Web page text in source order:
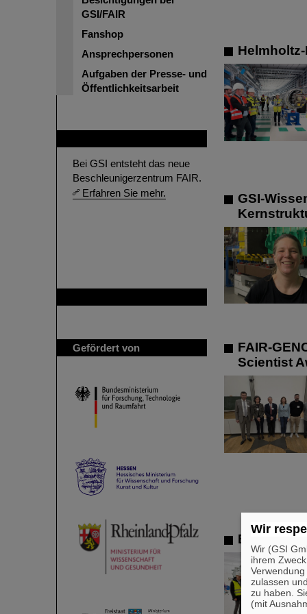
GSI/FAIR
Fanshop
Ansprechpersonen
Aufgaben der Presse- und
Öffentlichkeitsarbeit
Bei GSI entsteht das neue
Beschleunigerzentrum FAIR.
Erfahren Sie mehr.
Gefördert von
GSI-
FAIR-
Scientist
Wir
Wir (GSI
ihrem
zulassen
zu haben.
(mit